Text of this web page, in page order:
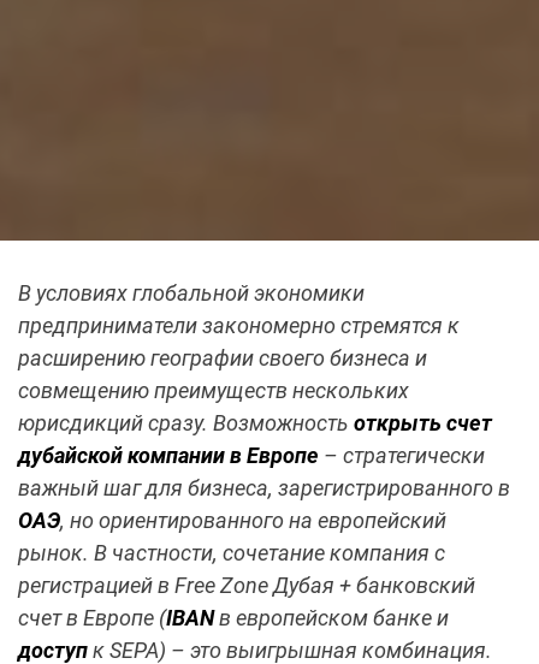
В условиях глобальной экономики
предприниматели закономерно стремятся к
расширению географии своего бизнеса и
совмещению преимуществ нескольких
юрисдикций сразу. Возможность открыть счет
дубайской компании в Европе – стратегически
важный шаг для бизнеса, зарегистрированного в
ОАЭ, но ориентированного на европейский
рынок. В частности, сочетание компания с
регистрацией в Free Zone Дубая + банковский
счет в Европе (IBANв европейском банке и
доступк SEPA) – это выигрышная комбинация.